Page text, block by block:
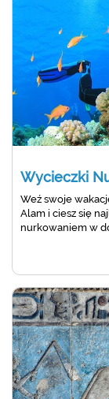
Wycieczki
Weź swoje
Alam i ciesz się
nurkowaniem w